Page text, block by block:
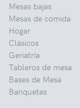
Mesas bajas
Mesas de comida
Hogar
Clásicos
Geriatría
Tableros de mesa
Bases de Mesa
Banquetas